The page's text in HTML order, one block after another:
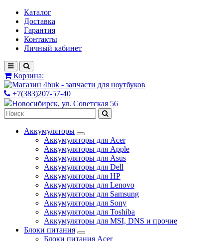
Каталог
Доставка
Гарантия
Контакты
Личный кабинет
Корзина:
+7(383)207-57-40
Новосибирск, ул. Советская 56
Аккумуляторы
Аккумуляторы для Acer
Аккумуляторы для Apple
Аккумуляторы для Asus
Аккумуляторы для Dell
Аккумуляторы для HP
Аккумуляторы для Lenovo
Аккумуляторы для Samsung
Аккумуляторы для Sony
Аккумуляторы для Toshiba
Аккумуляторы для MSI, DNS и прочие
Блоки питания
Блоки питания Acer